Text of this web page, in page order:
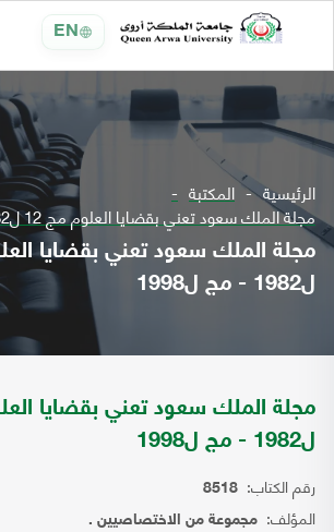
EN
الرئيسية المكتبة
مجلة الملك سعود تعني بقضايا العلوم مج 12 ل1982 - مج ل1998
ل1982 - مج ل1998
ل1982 - مج ل1998
رقم الكتاب: 8518
المؤلف: مجموعة من الاختصاصيين .